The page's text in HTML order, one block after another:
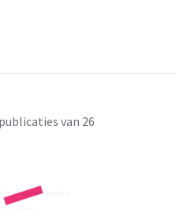
van 26